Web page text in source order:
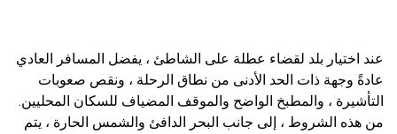
عند اختيار بلد لقضاء عطلة على الشاطئ ، يفضل المسافر العادي
عادةً وجهة ذات الحد الأدنى من نطاق الرحلة ، ونقص صعوبات
التأشيرة ، والمطبخ الواضح والموقف المضياف للسكان المحليين.
من هذه الشروط ، إلى جانب البحر الدافئ والشمس الحارة ، يتم